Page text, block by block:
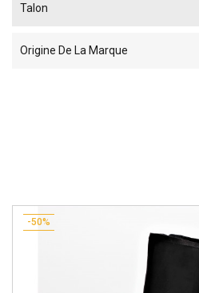
Talon
Origine De La Marque
-50%